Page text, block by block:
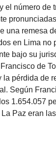
el número de
una remesa
en Lima no
bajo su
de
pérdida de
Según
1.654.057
Paz eran